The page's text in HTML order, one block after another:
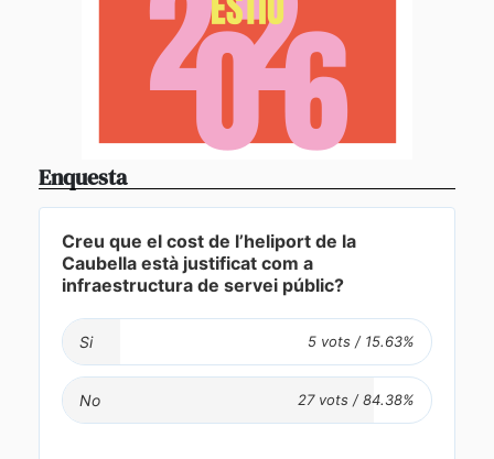
Enquesta
Creu que el cost de l’heliport de la
Caubella està justificat com a
infraestructura de servei públic?
Si
No